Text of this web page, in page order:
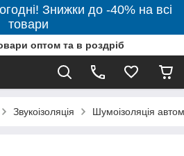
Знижки до -40% на всі
товари
оптом та в роздріб
Звукоізоляція Шумоізоляція